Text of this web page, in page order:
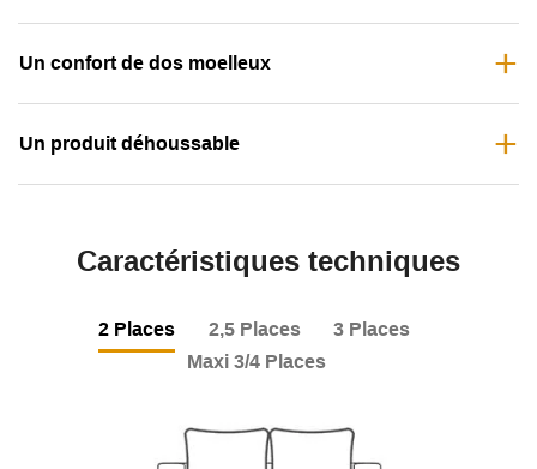
Un confort de dos moelleux
Un produit déhoussable
Caractéristiques techniques
2 Places 2,5 Places
3 Places
Maxi 3/4 Places